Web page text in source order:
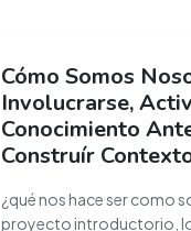
Cómo Somos
Involucrarse,
Conocimiento
Construír
¿qué nos hace ser como
proyecto introductorio,